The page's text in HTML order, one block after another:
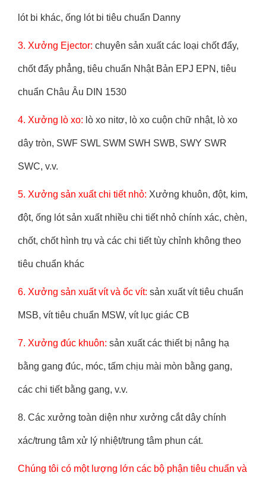
lót bi khác, ống lót bi tiêu chuẩn Danny
3. Xưởng Ejector: chuyên sản xuất các loại chốt đẩy,
chốt đẩy phẳng, tiêu chuẩn Nhật Bản EPJ EPN, tiêu
chuẩn Châu Âu DIN 1530
4. Xưởng lò xo: ​​lò xo nitơ, lò xo cuộn chữ nhật, lò xo
dây tròn, SWF SWL SWM SWH SWB, SWY SWR
SWC, v.v.
5. Xưởng sản xuất chi tiết nhỏ: Xưởng khuôn, đột, kim,
đột, ống lót sản xuất nhiều chi tiết nhỏ chính xác, chèn,
chốt, chốt hình trụ và các chi tiết tùy chỉnh không theo
tiêu chuẩn khác
6. Xưởng sản xuất vít và ốc vít: sản xuất vít tiêu chuẩn
MSB, vít tiêu chuẩn MSW, vít lục giác CB
7. Xưởng đúc khuôn: sản xuất các thiết bị nâng hạ
bằng gang đúc, móc, tấm chịu mài mòn bằng gang,
các chi tiết bằng gang, v.v.
8. Các xưởng toàn diện như xưởng cắt dây chính
xác/trung tâm xử lý nhiệt/trung tâm phun cát.
Chúng tôi có một lượng lớn các bộ phận tiêu chuẩn và